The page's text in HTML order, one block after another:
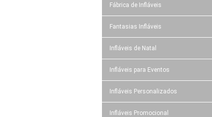
Fábrica de Infláveis
Fantasias Infláveis
Infláveis de Natal
Infláveis para Eventos
Infláveis Personalizados
Infláveis Promocional